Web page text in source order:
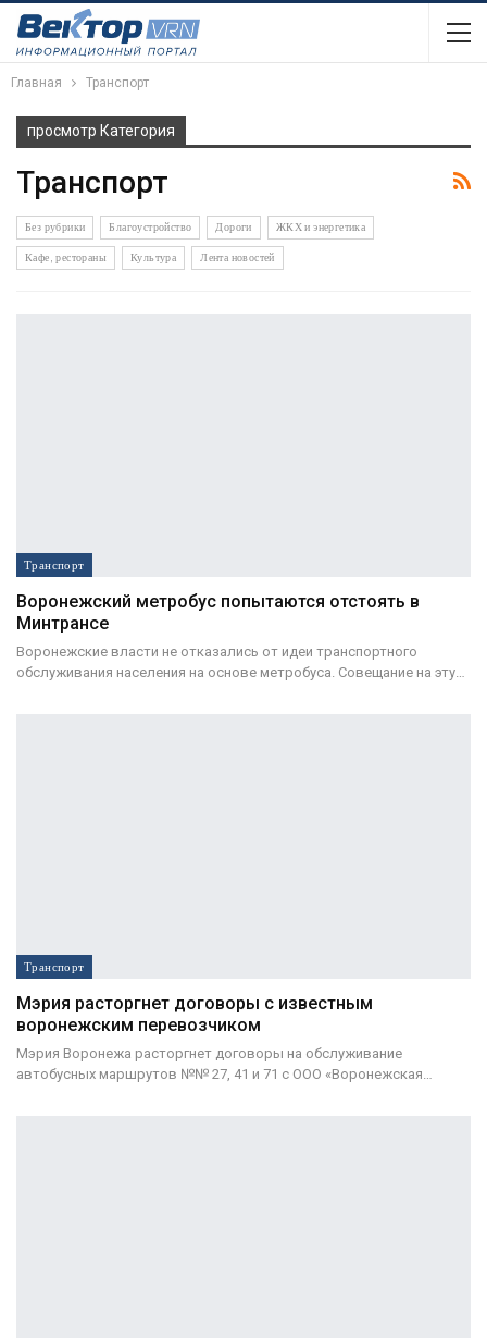
Главная Транспорт
просмотр Категория
Транспорт
Без рубрики Благоустройство Дороги ЖКХ и энергетика
Кафе, рестораны Культура Лента новостей
Транспорт
Воронежский метробус попытаются отстоять в
Минтрансе
Воронежские власти не отказались от идеи транспортного
обслуживания населения на основе метробуса. Совещание на эту…
Транспорт
Мэрия расторгнет договоры с известным
воронежским перевозчиком
Мэрия Воронежа расторгнет договоры на обслуживание
автобусных маршрутов №№ 27, 41 и 71 с ООО «Воронежская…